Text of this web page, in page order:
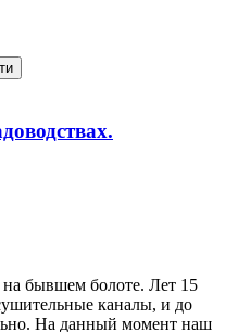
бывшем болоте. Лет 15
каналы, и до
На данный момент наш